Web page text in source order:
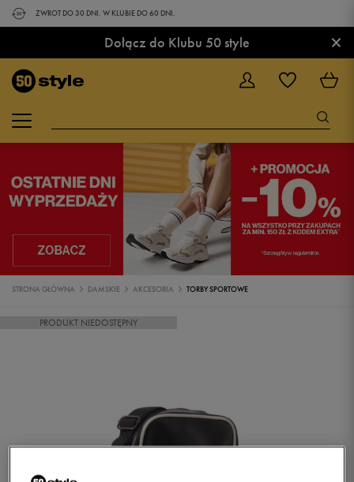
ZWROT DO 30 DNI. W KLUBIE DO 60 DNI.
Dołącz do Klubu 50 style ×
STRONA GŁÓWNA DAMSKIE AKCESORIA TORBY SPORTOWE
PRODUKT NIEDOSTĘPNY